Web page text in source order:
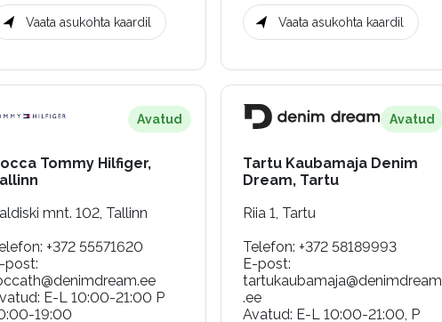
Vaata asukohta kaardil Vaata asukohta kaardil
Avatud
Tommy Hilfiger,
mnt. 102, Tallinn
: +372 55571620
post:
: E-L 10:00-21:00 P
19:00
Avatud
Tartu Kaubamaja Denim
Dream, Tartu
Riia 1, Tartu
Telefon: +372 58189993
E-post:
tartukaubamaja@denimdream
.ee
Avatud: E-L 10:00-21:00, P